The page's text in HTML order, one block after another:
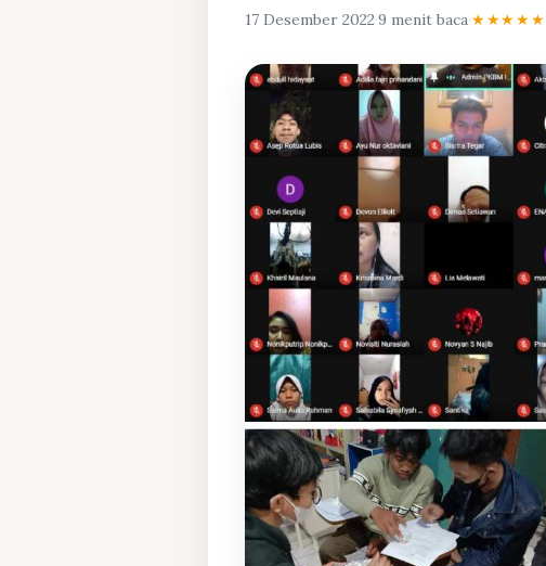
17 Desember 2022·9 menit baca·★★★★★